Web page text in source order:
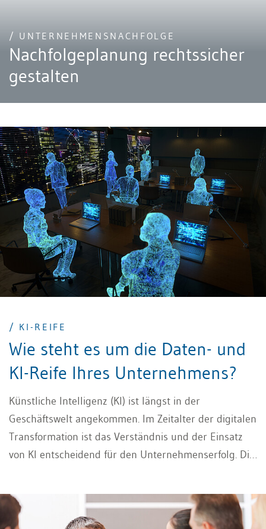
/ UNTERNEHMENSNACHFOLGE
Nachfolgeplanung rechtssicher
gestalten
/ KI-REIFE
Wie steht es um die Daten- und
KI-Reife Ihres Unternehmens?
Künstliche Intelligenz (KI) ist längst in der
Geschäftswelt angekommen. Im Zeitalter der digitalen
Transformation ist das Verständnis und der Einsatz
von KI entscheidend für den Unternehmenserfolg. Die
einem ersten Schritt gilt es eine Selbsteinschätzung
über die KI-Reife des Unternehmens vorzunehmen.